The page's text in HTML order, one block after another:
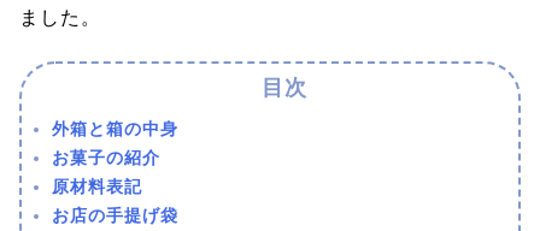
ました。
外箱と箱の中身
お菓子の紹介
原材料表記
お店の手提げ袋